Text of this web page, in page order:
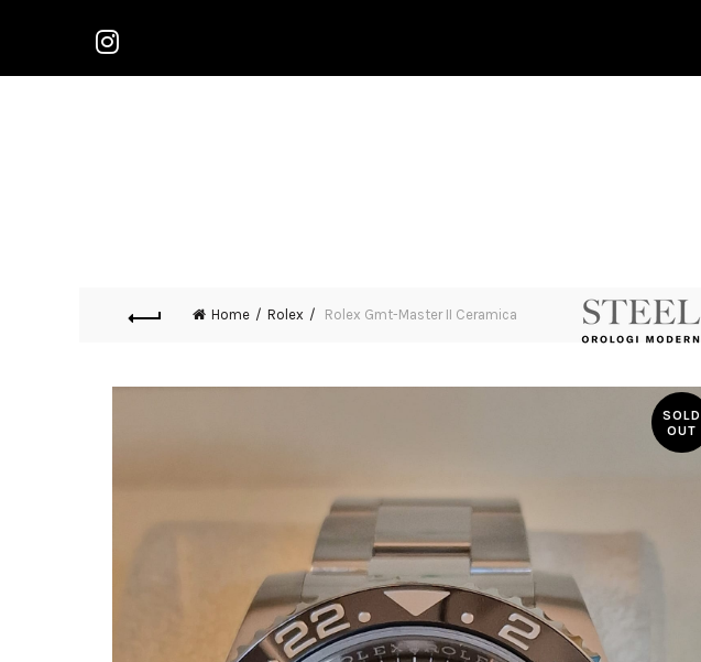
Home Rolex Rolex Gmt-Master II Ceramica
SOLD
OUT